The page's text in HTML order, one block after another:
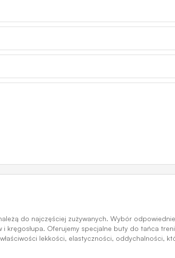
do najczęściej zużywanych. Wybór
kręgosłupa. Oferujemy specjalne buty do tańca
lekkości, elastyczności, oddychalności,